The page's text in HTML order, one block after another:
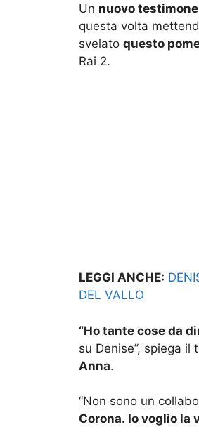
Un nuovo testimone
questa volta
svelato questo
Rai 2.
LEGGI ANCHE:
DEL VALLO
“Ho tante cose da
su Denise”, spiega il
Anna.
“Non sono un
Corona. Io voglio la